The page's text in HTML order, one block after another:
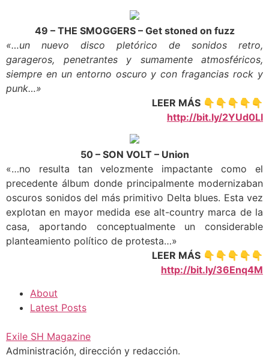
49 – THE SMOGGERS – Get stoned on fuzz
«…un nuevo disco pletórico de sonidos retro,
garageros, penetrantes y sumamente atmosféricos,
siempre en un entorno oscuro y con fragancias rock y
punk…»
LEER MÁS 👇👇👇👇👇
http://bit.ly/2YUd0LI
50 – SON VOLT – Union
«…no resulta tan velozmente impactante como el
precedente álbum donde principalmente modernizaban
oscuros sonidos del más primitivo Delta blues. Esta vez
explotan en mayor medida ese alt-country marca de la
casa, aportando conceptualmente un considerable
planteamiento político de protesta…»
LEER MÁS 👇👇👇👇👇
http://bit.ly/36Enq4M
About
Latest Posts
Exile SH Magazine
Administración, dirección y redacción.